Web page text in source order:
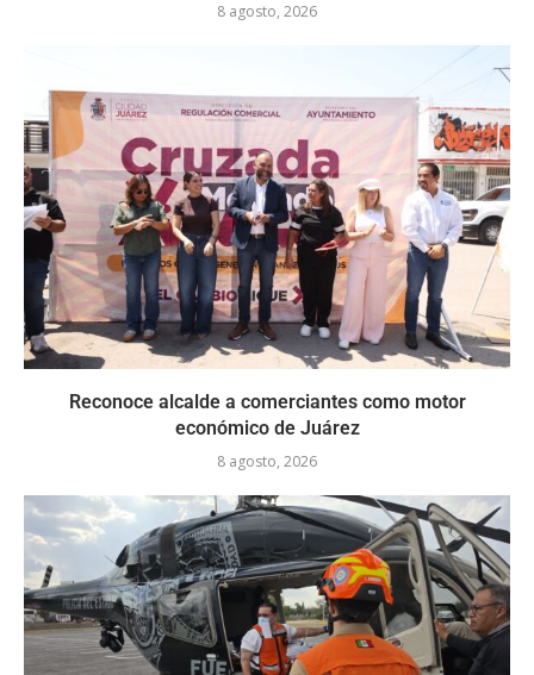
8 agosto, 2026
Reconoce alcalde a comerciantes como motor
económico de Juárez
8 agosto, 2026